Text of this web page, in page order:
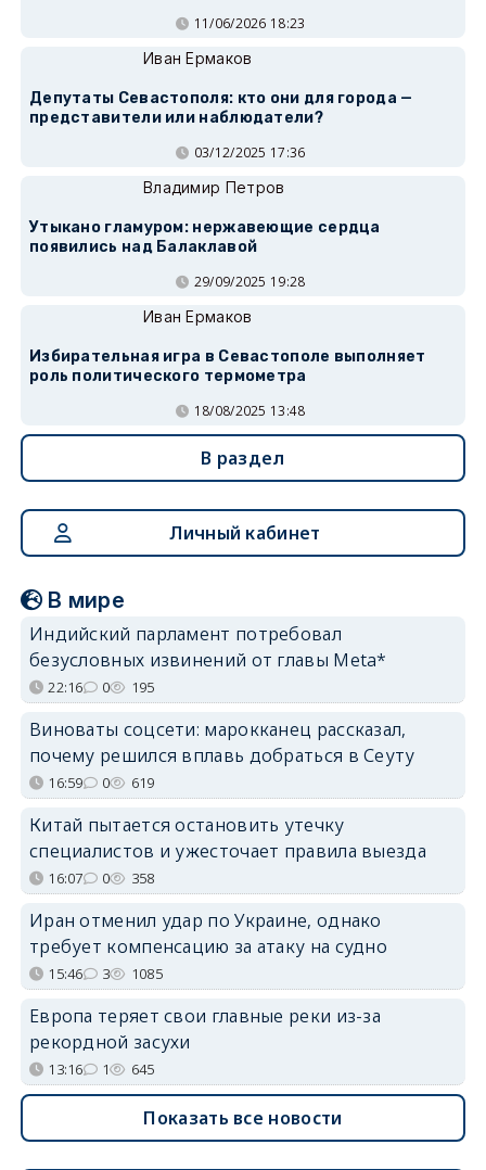
11/06/2026 18:23
Иван Ермаков
Депутаты Севастополя: кто они для города —
представители или наблюдатели?
03/12/2025 17:36
Владимир Петров
Утыкано гламуром: нержавеющие сердца
появились над Балаклавой
29/09/2025 19:28
Иван Ермаков
Избирательная игра в Севастополе выполняет
роль политического термометра
18/08/2025 13:48
В раздел
Личный кабинет
В мире
Индийский парламент потребовал
безусловных извинений от главы Meta*
22:16 0 195
Виноваты соцсети: марокканец рассказал,
почему решился вплавь добраться в Сеуту
16:59 0 619
Китай пытается остановить утечку
специалистов и ужесточает правила выезда
16:07 0 358
Иран отменил удар по Украине, однако
требует компенсацию за атаку на судно
15:46 3 1085
Европа теряет свои главные реки из-за
рекордной засухи
13:16 1 645
Показать все новости